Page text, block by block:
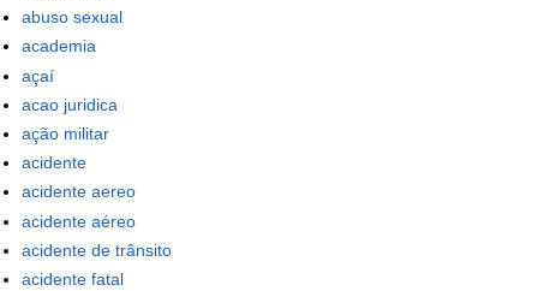
abuso sexual
academia
açaí
acao juridica
ação militar
acidente
acidente aereo
acidente aéreo
acidente de trânsito
acidente fatal